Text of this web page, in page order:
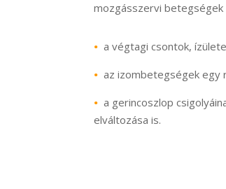
mozgásszervi
• a végtagi csontok,
• az izombetegségek egy
• a gerincoszlop
elváltozása is.